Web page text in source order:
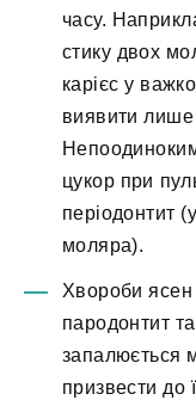
часу.
стику двох
карієс у
виявити лише
цукор при
періодонтит
моляра).
Хвороби ясен
пародонтит та
запалюється
призвести до